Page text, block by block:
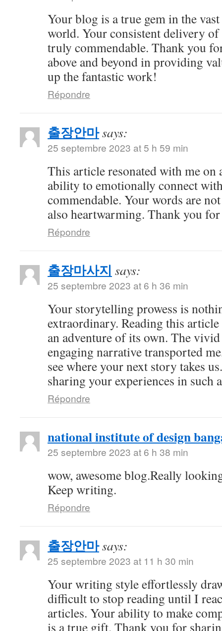
Your blog is a true gem in the
world. Your consistent delivery
truly commendable. Thank you
above and beyond in providing
up the fantastic work!
Répondre
출장안마says:
25 septembre 2023 at 5 h 59 min
This article resonated with me on
ability to emotionally connect
commendable. Your words are
also heartwarming. Thank you
Répondre
출장마사지 says:
25 septembre 2023 at 6 h 36 min
Your storytelling prowess is
extraordinary. Reading this
an adventure of its own. The
engaging narrative transported
see where your next story takes
sharing your experiences in such
Répondre
national institute of design
25 septembre 2023 at 6 h 38 min
wow, awesome blog.Really
Keep writing.
Répondre
출장안마says:
25 septembre 2023 at 11 h 30 min
Your writing style effortlessly
difficult to stop reading until I
articles. Your ability to make
is a true gift. Thank you for